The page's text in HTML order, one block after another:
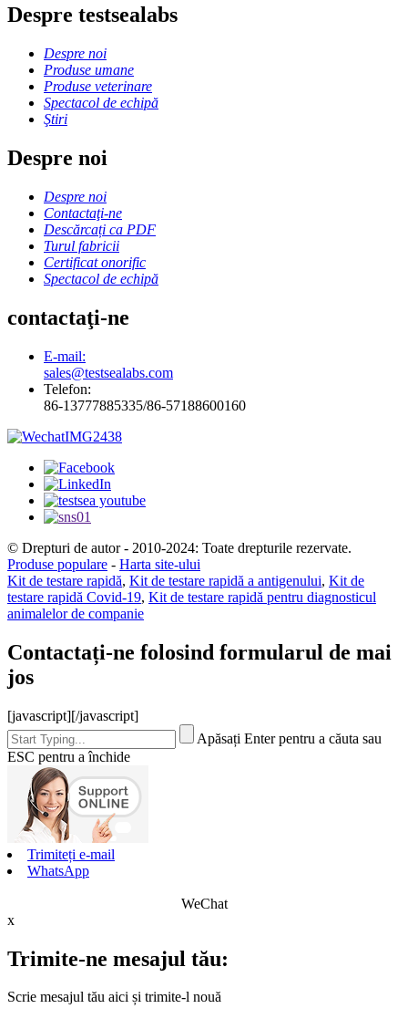
Despre testsealabs
Despre noi
Produse umane
Produse veterinare
Spectacol de echipă
Ştiri
Despre noi
Despre noi
Contactaţi-ne
Descărcați ca PDF
Turul fabricii
Certificat onorific
Spectacol de echipă
contactaţi-ne
E-mail:
sales@testsealabs.com
Telefon:
86-13777885335/86-57188600160
© Drepturi de autor - 2010-2024: Toate drepturile rezervate.
Produse populare - Harta site-ului
Kit de testare rapidă, Kit de testare rapidă a antigenului, Kit de
testare rapidă Covid-19, Kit de testare rapidă pentru diagnosticul
animalelor de companie
Contactați-ne folosind formularul de mai
jos
[javascript][/javascript]
Apăsați Enter pentru a căuta sau
ESC pentru a închide
Trimiteți e-mail
WhatsApp
WeChat
x
Trimite-ne mesajul tău:
Scrie mesajul tău aici și trimite-l nouă